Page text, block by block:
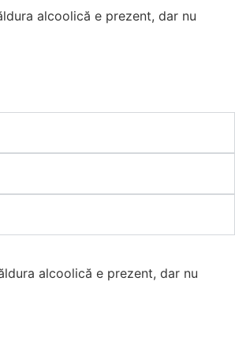
alcoolică e prezent, dar nu
alcoolică e prezent, dar nu